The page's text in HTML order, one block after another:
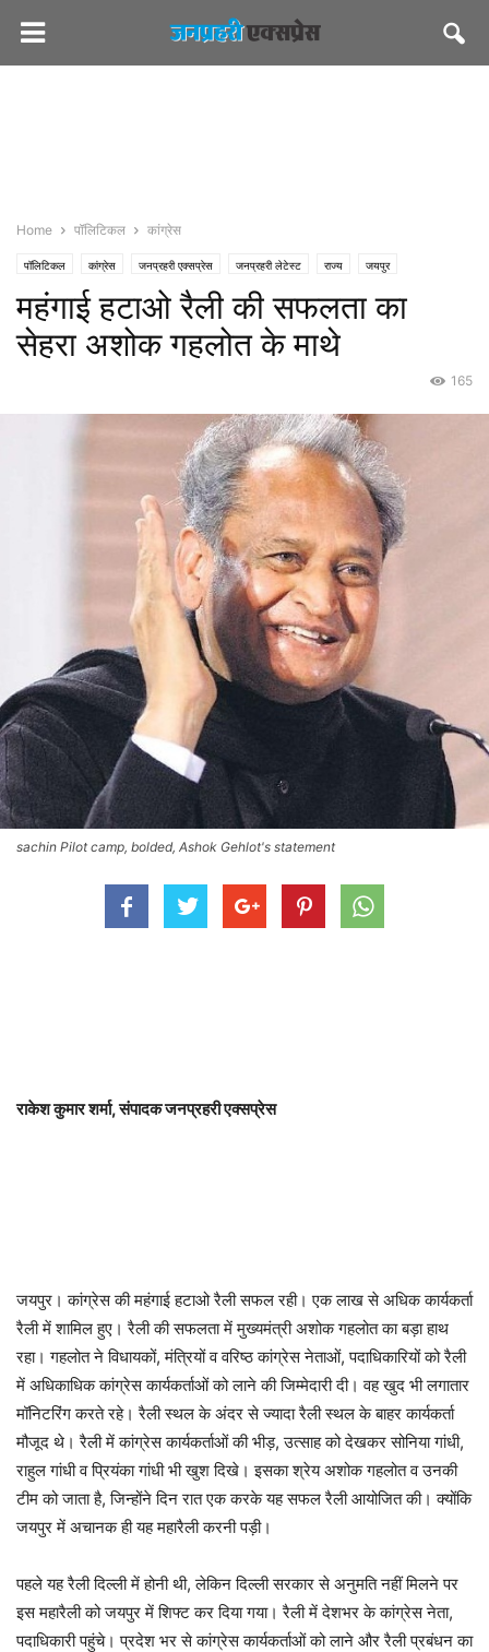
Home पॉलिटिकल कांग्रेस
पॉलिटिकल कांग्रेस जनप्रहरी एक्सप्रेस जनप्रहरी लेटेस्ट राज्य जयपुर
सीएमओ राजस्थान
महंगाई हटाओ रैली की सफलता का
सेहरा अशोक गहलोत के माथे
165
sachin Pilot camp, bolded, Ashok Gehlot's statement
राकेश कुमार शर्मा, संपादक जनप्रहरी एक्सप्रेस
जयपुर। कांग्रेस की महंगाई हटाओ रैली सफल रही। एक लाख से अधिक कार्यकर्ता
रैली में शामिल हुए। रैली की सफलता में मुख्यमंत्री अशोक गहलोत का बड़ा हाथ
रहा। गहलोत ने विधायकों, मंत्रियों व वरिष्ठ कांग्रेस नेताओं, पदाधिकारियों को रैली
में अधिकाधिक कांग्रेस कार्यकर्ताओं को लाने की जिम्मेदारी दी। वह खुद भी लगातार
मॉनिटरिंग करते रहे। रैली स्थल के अंदर से ज्यादा रैली स्थल के बाहर कार्यकर्ता
मौजूद थे। रैली में कांग्रेस कार्यकर्ताओं की भीड़, उत्साह को देखकर सोनिया गांधी,
राहुल गांधी व प्रियंका गांधी भी खुश दिखे। इसका श्रेय अशोक गहलोत व उनकी
टीम को जाता है, जिन्होंने दिन रात एक करके यह सफल रैली आयोजित की। क्योंकि
जयपुर में अचानक ही यह महारैली करनी पड़ी।
पहले यह रैली दिल्ली में होनी थी, लेकिन दिल्ली सरकार से अनुमति नहीं मिलने पर
इस महारैली को जयपुर में शिफ्ट कर दिया गया। रैली में देशभर के कांग्रेस नेता,
पदाधिकारी पहुंचे। प्रदेश भर से कांग्रेस कार्यकर्ताओं को लाने और रैली प्रबंधन का